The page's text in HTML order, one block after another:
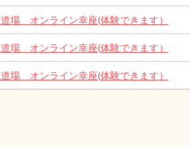
場 オンライン幸座(体験できます）
場 オンライン幸座(体験できます）
場 オンライン幸座(体験できます）